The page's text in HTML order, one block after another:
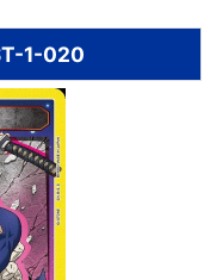
1-020